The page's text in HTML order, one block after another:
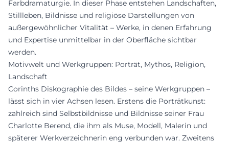
Farbdramaturgie. In dieser Phase entstehen Landschaften,
Stillleben, Bildnisse und religiöse Darstellungen von
außergewöhnlicher Vitalität – Werke, in denen Erfahrung
und Expertise unmittelbar in der Oberfläche sichtbar
werden.
Motivwelt und Werkgruppen: Porträt, Mythos, Religion,
Landschaft
Corinths Diskographie des Bildes – seine Werkgruppen –
lässt sich in vier Achsen lesen. Erstens die Porträtkunst:
zahlreich sind Selbstbildnisse und Bildnisse seiner Frau
Charlotte Berend, die ihm als Muse, Modell, Malerin und
späterer Werkverzeichnerin eng verbunden war. Zweitens